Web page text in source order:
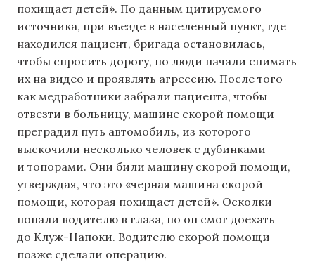
похищает детей». По данным цитируемого
источника, при въезде в населенный пункт, где
находился пациент, бригада остановилась,
чтобы спросить дорогу, но люди начали снимать
их на видео и проявлять агрессию. После того
как медработники забрали пациента, чтобы
отвезти в больницу, машине скорой помощи
преградил путь автомобиль, из которого
выскочили несколько человек с дубинками
и топорами. Они били машину скорой помощи,
утверждая, что это «черная машина скорой
помощи, которая похищает детей». Осколки
попали водителю в глаза, но он смог доехать
до Клуж-Напоки. Водителю скорой помощи
позже сделали операцию.